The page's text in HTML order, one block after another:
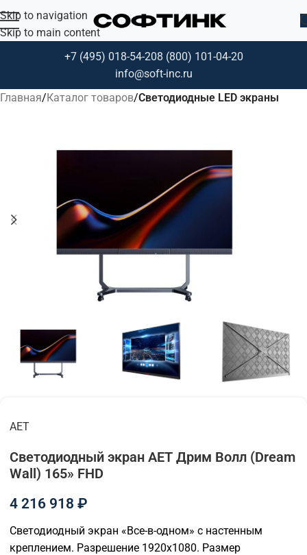
Skip to navigation
Skip to main content
+7 (495) 018-54-208 (800) 101-04-20
info@soft-inc.ru
Главная Каталог товаров Светодиодные LED экраны
AET
Светодиодный экран AET Дрим Волл (Dream
Wall) 165» FHD
4 216 918 ₽
Светодиодный экран «Все-в-одном» с настенным
креплением. Разрешение 1920х1080. Размер